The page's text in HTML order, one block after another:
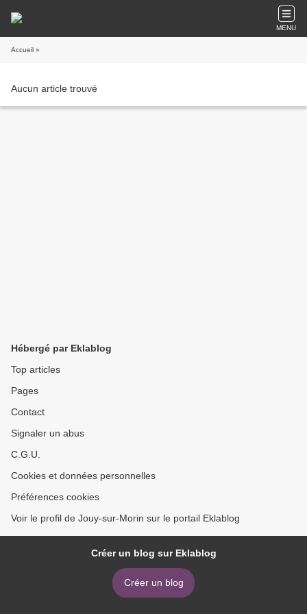
MENU
Accueil »
Aucun article trouvé
Hébergé par Eklablog
Top articles
Pages
Contact
Signaler un abus
C.G.U.
Cookies et données personnelles
Préférences cookies
Voir le profil de Jouy-sur-Morin sur le portail Eklablog
Créer un blog sur Eklablog
Créer un blog